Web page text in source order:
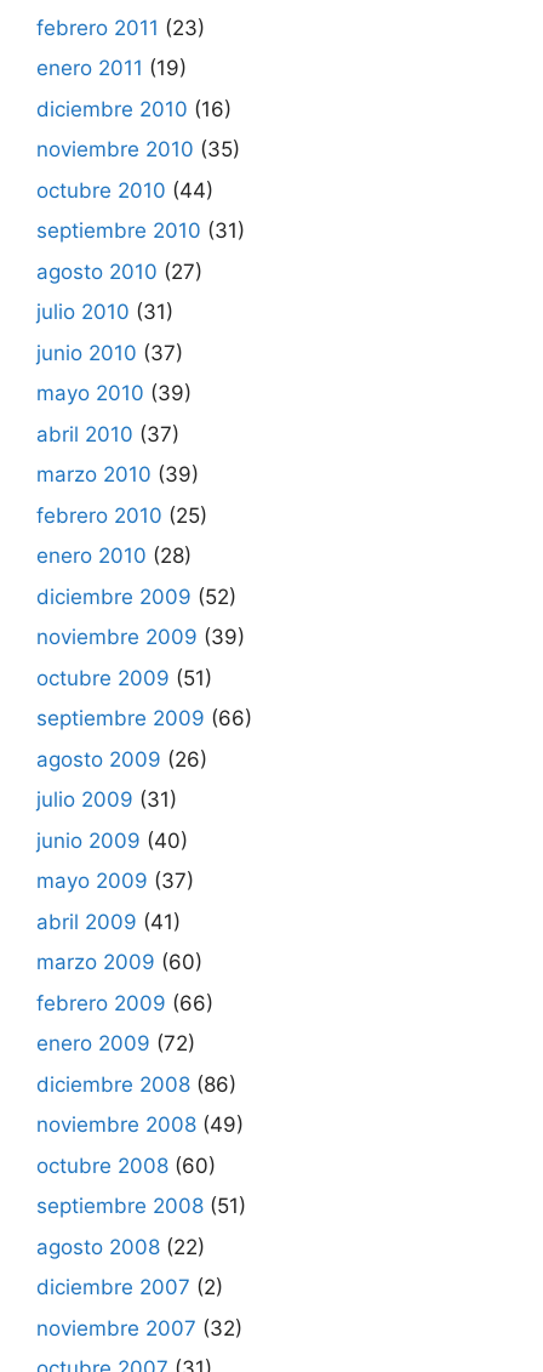
febrero 2011 (23)
enero 2011 (19)
diciembre 2010 (16)
noviembre 2010 (35)
octubre 2010 (44)
septiembre 2010 (31)
agosto 2010 (27)
julio 2010 (31)
junio 2010 (37)
mayo 2010 (39)
abril 2010 (37)
marzo 2010 (39)
febrero 2010 (25)
enero 2010 (28)
diciembre 2009 (52)
noviembre 2009 (39)
octubre 2009 (51)
septiembre 2009 (66)
agosto 2009 (26)
julio 2009 (31)
junio 2009 (40)
mayo 2009 (37)
abril 2009 (41)
marzo 2009 (60)
febrero 2009 (66)
enero 2009 (72)
diciembre 2008 (86)
noviembre 2008 (49)
octubre 2008 (60)
septiembre 2008 (51)
agosto 2008 (22)
diciembre 2007 (2)
noviembre 2007 (32)